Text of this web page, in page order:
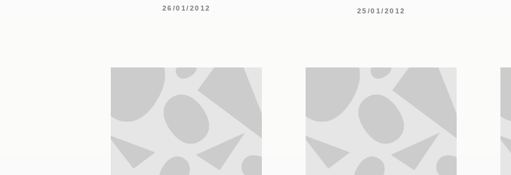
26/01/2012 25/01/2012